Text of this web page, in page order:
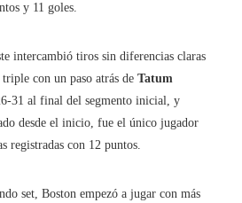
y 11 goles.
intercambió tiros sin diferencias claras
con un paso atrás de Tatum
31 al final del segmento inicial, y
desde el inicio, fue el único jugador
registradas con 12 puntos.
set, Boston empezó a jugar con más